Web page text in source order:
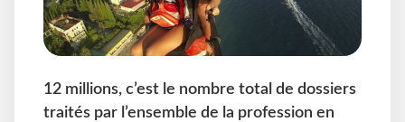
12 millions, c’est le nombre total de dossiers
traités par l’ensemble de la profession en